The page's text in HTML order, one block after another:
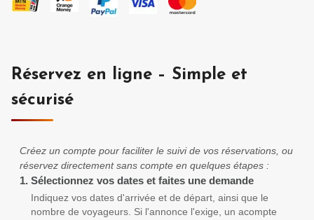
Réservez en ligne – Simple et
sécurisé
Créez un compte pour faciliter le suivi de vos réservations, ou
réservez directement sans compte en quelques étapes :
1. Sélectionnez vos dates et faites une demande
Indiquez vos dates d'arrivée et de départ, ainsi que le
nombre de voyageurs. Si l'annonce l'exige, un acompte